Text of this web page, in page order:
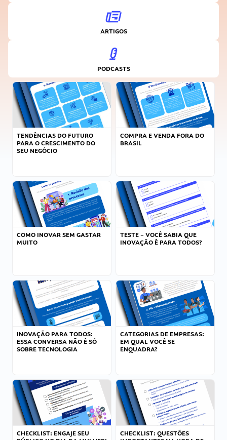
ARTIGOS
PODCASTS
TENDÊNCIAS DO FUTURO
PARA O CRESCIMENTO DO
SEU NEGÓCIO
COMPRA E VENDA FORA DO
BRASIL
COMO INOVAR SEM GASTAR
MUITO
TESTE – VOCÊ SABIA QUE
INOVAÇÃO É PARA TODOS?
INOVAÇÃO PARA TODOS:
ESSA CONVERSA NÃO É SÓ
SOBRE TECNOLOGIA
CATEGORIAS DE EMPRESAS:
EM QUAL VOCÊ SE
ENQUADRA?
CHECKLIST: ENGAJE SEU
CHECKLIST: QUESTÕES